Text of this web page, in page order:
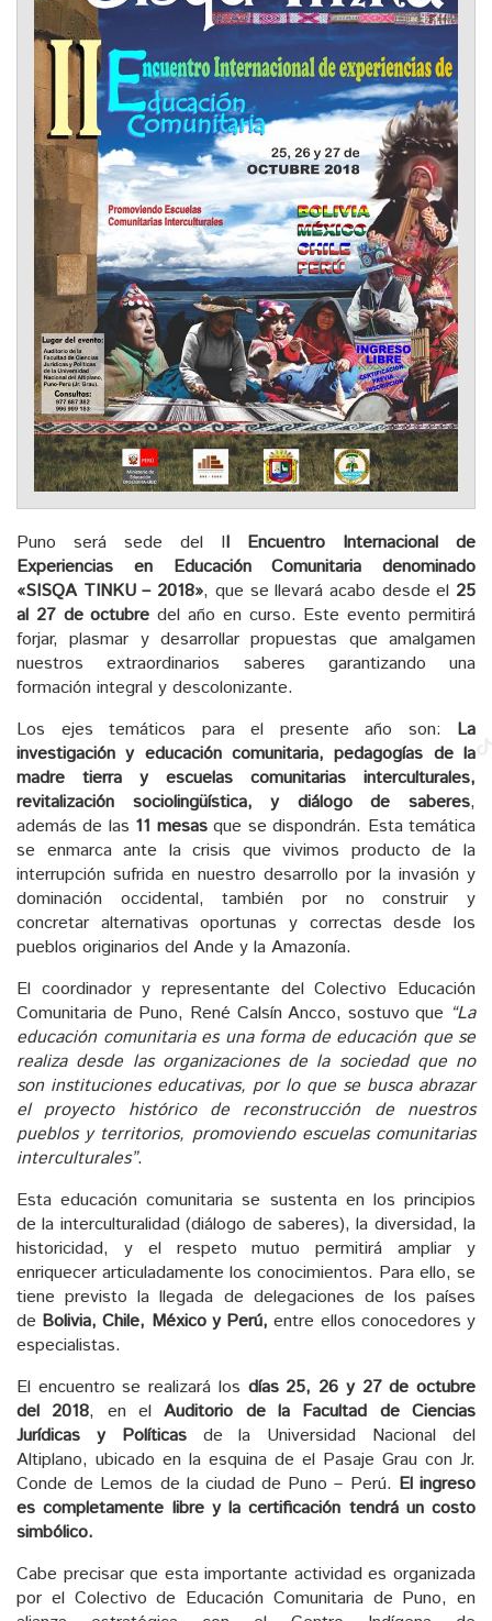
Puno será sede del II Encuentro Internacional de
Experiencias en Educación Comunitaria denominado
«SISQA TINKU – 2018», que se llevará acabo desde el 25
al 27 de octubre del año en curso. Este evento permitirá
forjar, plasmar y desarrollar propuestas que amalgamen
nuestros extraordinarios saberes garantizando una
formación integral y descolonizante.
Los ejes temáticos para el presente año son: La
investigación y educación comunitaria, pedagogías de la
madre tierra y escuelas comunitarias interculturales,
revitalización sociolingüística, y diálogo de saberes,
además de las 11 mesasque se dispondrán. Esta temática
se enmarca ante la crisis que vivimos producto de la
interrupción sufrida en nuestro desarrollo por la invasión y
dominación occidental, también por no construir y
concretar alternativas oportunas y correctas desde los
pueblos originarios del Ande y la Amazonía.
El coordinador y representante del Colectivo Educación
Comunitaria de Puno, René Calsín Ancco, sostuvo que “La
educación comunitaria es una forma de educación que se
realiza desde las organizaciones de la sociedad que no
son instituciones educativas, por lo que se busca abrazar
el proyecto histórico de reconstrucción de nuestros
pueblos y territorios, promoviendo escuelas comunitarias
interculturales”.
Esta educación comunitaria se sustenta en los principios
de la interculturalidad (diálogo de saberes), la diversidad, la
historicidad, y el respeto mutuo permitirá ampliar y
enriquecer articuladamente los conocimientos. Para ello, se
tiene previsto la llegada de delegaciones de los países
de Bolivia, Chile, México y Perú,entre ellos conocedores y
especialistas.
El encuentro se realizará los días 25, 26 y 27 de octubre
del 2018, en elAuditorio de la Facultad de Ciencias
Jurídicas y Políticasde la Universidad Nacional del
Altiplano, ubicado en la esquina de el Pasaje Grau con Jr.
Conde de Lemos de la ciudad de Puno – Perú. El ingreso
es completamente libre y la certificación tendrá un costo
simbólico.
Cabe precisar que esta importante actividad es organizada
por el Colectivo de Educación Comunitaria de Puno, en